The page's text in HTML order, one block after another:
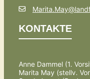
KONTAKTE
Anne Dammel (1.
Marita May (stellv.